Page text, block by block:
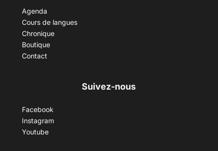
Agenda
Cours de langues
Chronique
Boutique
Contact
Suivez-nous
Facebook
Instagram
Youtube